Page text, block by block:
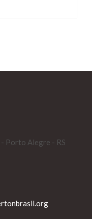
Porto Alegre - RS
Abre